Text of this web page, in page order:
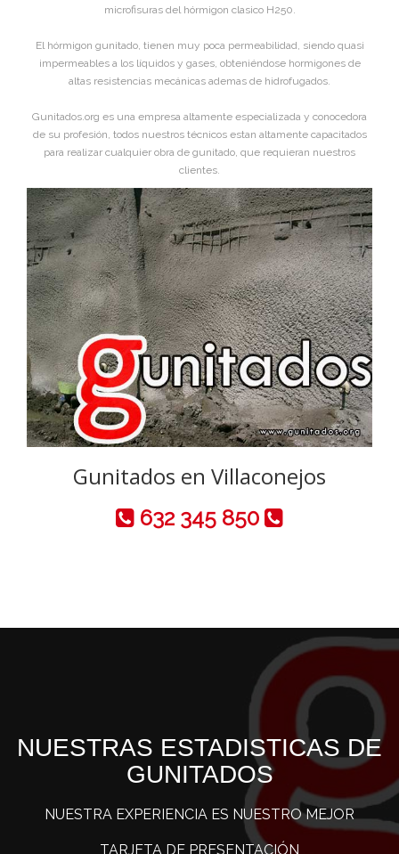
microfisuras del hórmigon clasico H250.
El hórmigon gunitado, tienen muy poca permeabilidad, siendo quasi
impermeables a los líquidos y gases, obteniéndose hormigones de
altas resistencias mecánicas ademas de hidrofugados.
Gunitados.org es una empresa altamente especializada y conocedora
de su profesión, todos nuestros técnicos estan altamente capacitados
para realizar cualquier obra de gunitado, que requieran nuestros
clientes.
Gunitados en Villaconejos
632 345 850
NUESTRAS ESTADISTICAS DE
GUNITADOS
NUESTRA EXPERIENCIA ES NUESTRO MEJOR
TARJETA DE PRESENTACIÓN